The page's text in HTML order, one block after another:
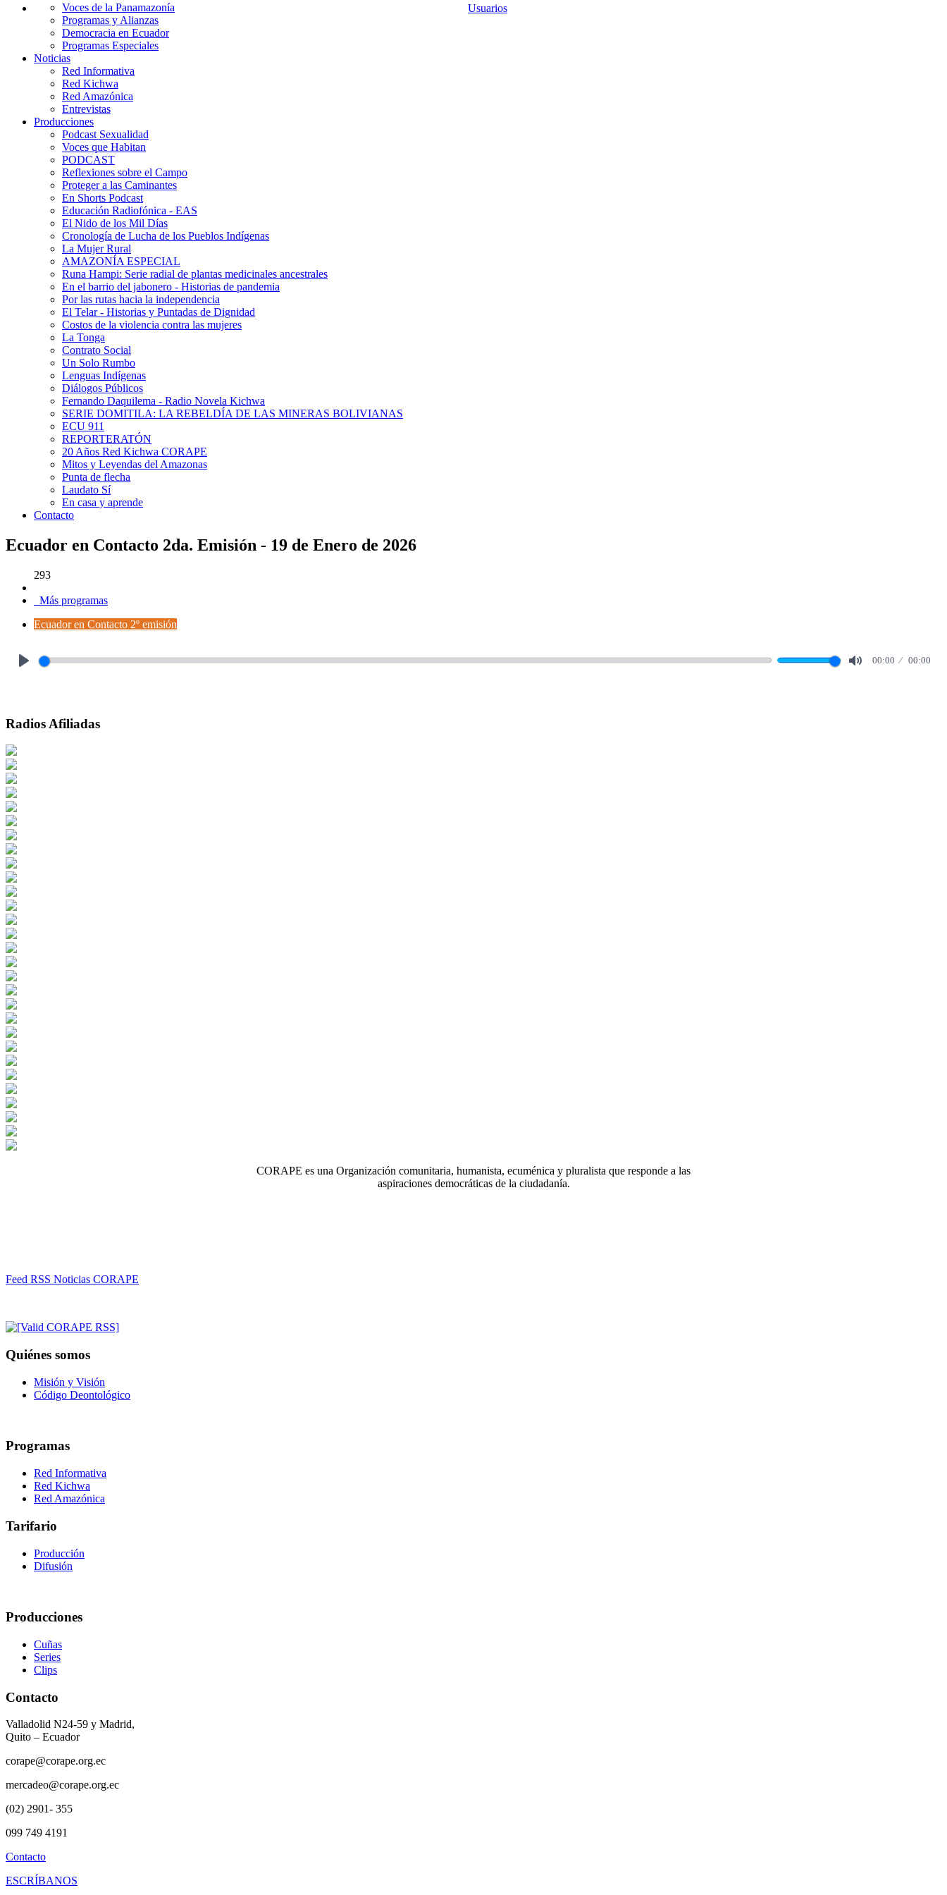
Usuarios
Voces de la Panamazonía
Programas y Alianzas
Democracia en Ecuador
Programas Especiales
Noticias
Red Informativa
Red Kichwa
Red Amazónica
Entrevistas
Producciones
Podcast Sexualidad
Voces que Habitan
PODCAST
Reflexiones sobre el Campo
Proteger a las Caminantes
En Shorts Podcast
Educación Radiofónica - EAS
El Nido de los Mil Días
Cronología de Lucha de los Pueblos Indígenas
La Mujer Rural
AMAZONÍA ESPECIAL
Runa Hampi: Serie radial de plantas medicinales ancestrales
En el barrio del jabonero - Historias de pandemia
Por las rutas hacia la independencia
El Telar - Historias y Puntadas de Dignidad
Costos de la violencia contra las mujeres
La Tonga
Contrato Social
Un Solo Rumbo
Lenguas Indígenas
Diálogos Públicos
Fernando Daquilema - Radio Novela Kichwa
SERIE DOMITILA: LA REBELDÍA DE LAS MINERAS BOLIVIANAS
ECU 911
REPORTERATÓN
20 Años Red Kichwa CORAPE
Mitos y Leyendas del Amazonas
Punta de flecha
Laudato Sí
En casa y aprende
Contacto
Ecuador en Contacto 2da. Emisión - 19 de Enero de 2026
293
Más programas
Ecuador en Contacto 2º emisión
00:00 00:00
Radios Afiliadas
CORAPE es una Organización comunitaria, humanista, ecuménica y pluralista que responde a las
aspiraciones democráticas de la ciudadanía.
Feed RSS Noticias CORAPE
Quiénes somos
Misión y Visión
Código Deontológico
Programas
Red Informativa
Red Kichwa
Red Amazónica
Tarifario
Producción
Difusión
Producciones
Cuñas
Series
Clips
Contacto
Valladolid N24-59 y Madrid,
Quito – Ecuador
corape@corape.org.ec
mercadeo@corape.org.ec
(02) 2901- 355
099 749 4191
Contacto
ESCRÍBANOS